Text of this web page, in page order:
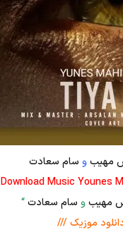
مهیبو سام سعادت
Download Music Younes
مهیبو سام سعادت“
موزیک ///